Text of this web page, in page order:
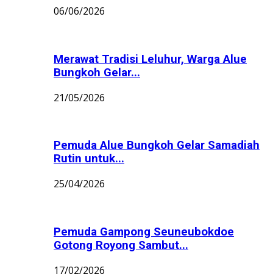
06/06/2026
Merawat Tradisi Leluhur, Warga Alue
Bungkoh Gelar...
21/05/2026
Pemuda Alue Bungkoh Gelar Samadiah
Rutin untuk...
25/04/2026
Pemuda Gampong Seuneubokdoe
Gotong Royong Sambut...
17/02/2026